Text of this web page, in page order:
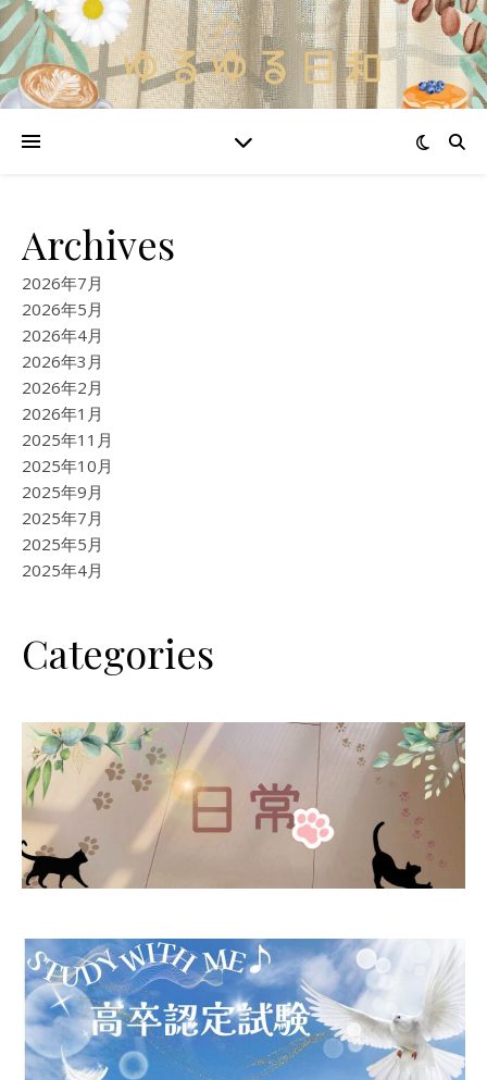
Archives
2026年7月
2026年5月
2026年4月
2026年3月
2026年2月
2026年1月
2025年11月
2025年10月
2025年9月
2025年7月
2025年5月
2025年4月
Categories